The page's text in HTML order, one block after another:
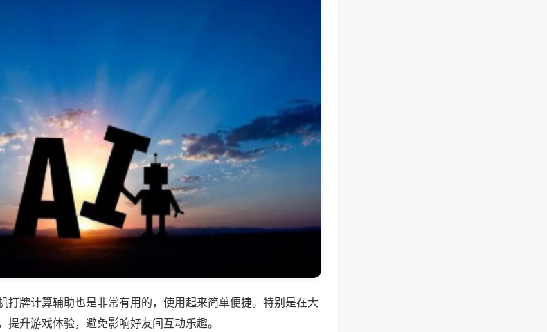
打牌计算辅助也是非常有用的，使用起来简单便捷。特别是在大
升游戏体验，避免影响好友间互动乐趣。